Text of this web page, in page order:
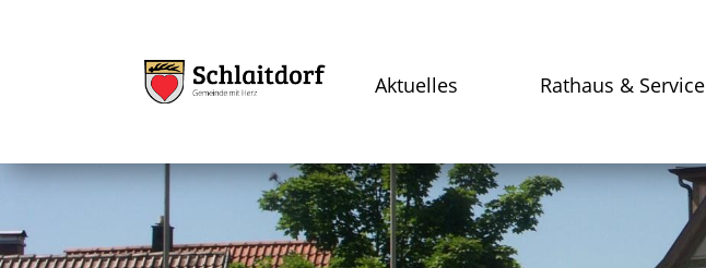
Aktuelles Rathaus & Service